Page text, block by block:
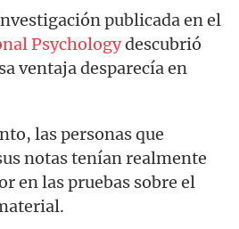
publicada en el
Psychologydescubrió
ventaja desparecía en
las personas que
notas tenían realmente
en las pruebas sobre el